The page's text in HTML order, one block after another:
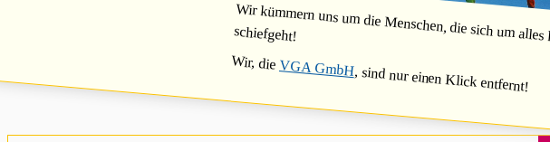
Wir kümmern uns um die Menschen, die sich um
schiefgeht!
Wir, dieVGA GmbH, sind nur einen Klick entfernt!